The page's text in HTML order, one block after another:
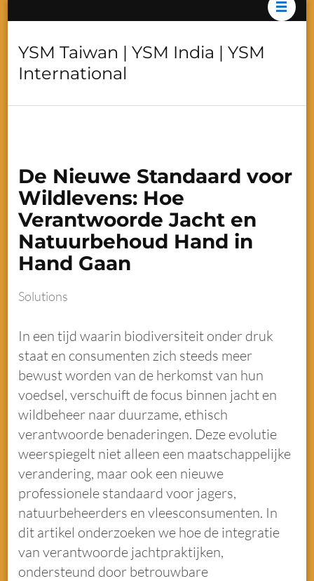
YSM Taiwan | YSM India | YSM
International
De Nieuwe Standaard voor
Wildlevens: Hoe
Verantwoorde Jacht en
Natuurbehoud Hand in
Hand Gaan
Solutions
In een tijd waarin biodiversiteit onder druk
staat en consumenten zich steeds meer
bewust worden van de herkomst van hun
voedsel, verschuift de focus binnen jacht en
wildbeheer naar duurzame, ethisch
verantwoorde benaderingen. Deze evolutie
weerspiegelt niet alleen een maatschappelijke
verandering, maar ook een nieuwe
professionele standaard voor jagers,
natuurbeheerders en vleesconsumenten. In
dit artikel onderzoeken we hoe de integratie
van verantwoorde jachtpraktijken,
ondersteund door betrouwbare